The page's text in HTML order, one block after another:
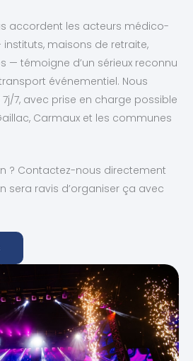
accordent les acteurs médico-
maisons de retraite,
— témoigne d’un sérieux reconnu
événementiel. Nous
7, avec prise en charge possible
Carmaux et les communes
? Contactez-nous directement
sera ravis d’organiser ça avec